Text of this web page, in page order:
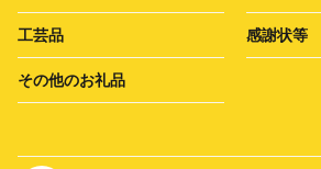
工芸品 感謝状等
その他のお礼品